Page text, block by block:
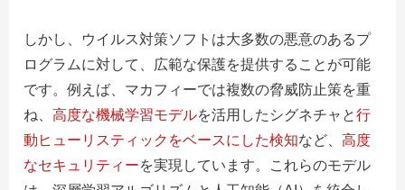
しかし、ウイルス対策ソフトは大多数の悪意のあるプ
ログラムに対して、広範な保護を提供することが可能
です。例えば、マカフィーでは複数の脅威防止策を重
ね、 高度な機械学習モデルを活用したシグネチャと行
動ヒューリスティックをベースにした検知など、 高度
なセキュリティーを実現しています。これらのモデル